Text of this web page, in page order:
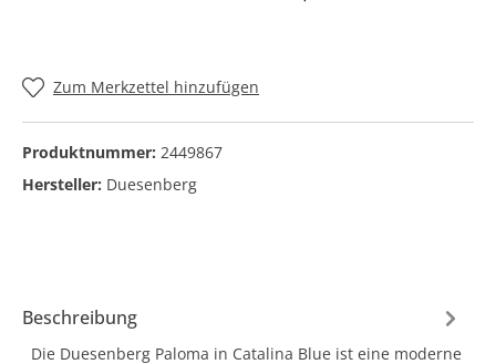
Zum Merkzettel hinzufügen
Produktnummer: 2449867
Hersteller: Duesenberg
Beschreibung
Die Duesenberg Paloma in Catalina Blue ist eine moderne